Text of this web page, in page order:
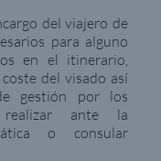
del viajero de
para alguno
en el itinerario,
del visado así
gestión por los
ante la
o consular